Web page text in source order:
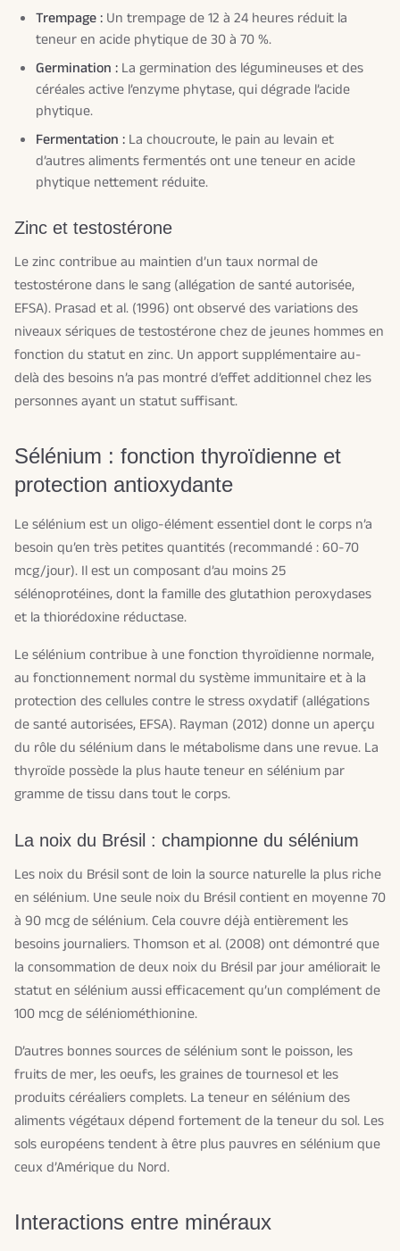
Trempage : Un trempage de 12 à 24 heures réduit la
teneur en acide phytique de 30 à 70 %.
Germination : La germination des légumineuses et des
céréales active l’enzyme phytase, qui dégrade l’acide
phytique.
Fermentation : La choucroute, le pain au levain et
d’autres aliments fermentés ont une teneur en acide
phytique nettement réduite.
Zinc et testostérone
Le zinc contribue au maintien d’un taux normal de
testostérone dans le sang (allégation de santé autorisée,
EFSA). Prasad et al. (1996) ont observé des variations des
niveaux sériques de testostérone chez de jeunes hommes en
fonction du statut en zinc. Un apport supplémentaire au-
delà des besoins n’a pas montré d’effet additionnel chez les
personnes ayant un statut suffisant.
Sélénium : fonction thyroïdienne et
protection antioxydante
Le sélénium est un oligo-élément essentiel dont le corps n’a
besoin qu’en très petites quantités (recommandé : 60-70
mcg/jour). Il est un composant d’au moins 25
sélénoprotéines, dont la famille des glutathion peroxydases
et la thiorédoxine réductase.
Le sélénium contribue à une fonction thyroïdienne normale,
au fonctionnement normal du système immunitaire et à la
protection des cellules contre le stress oxydatif (allégations
de santé autorisées, EFSA). Rayman (2012) donne un aperçu
du rôle du sélénium dans le métabolisme dans une revue. La
thyroïde possède la plus haute teneur en sélénium par
gramme de tissu dans tout le corps.
La noix du Brésil : championne du sélénium
Les noix du Brésil sont de loin la source naturelle la plus riche
en sélénium. Une seule noix du Brésil contient en moyenne 70
à 90 mcg de sélénium. Cela couvre déjà entièrement les
besoins journaliers. Thomson et al. (2008) ont démontré que
la consommation de deux noix du Brésil par jour améliorait le
statut en sélénium aussi efficacement qu’un complément de
100 mcg de séléniométhionine.
D’autres bonnes sources de sélénium sont le poisson, les
fruits de mer, les oeufs, les graines de tournesol et les
produits céréaliers complets. La teneur en sélénium des
aliments végétaux dépend fortement de la teneur du sol. Les
sols européens tendent à être plus pauvres en sélénium que
ceux d’Amérique du Nord.
Interactions entre minéraux